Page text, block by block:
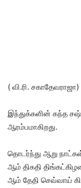
( வி.ரி. சகாதேவராஜா)
இந்துக்களின் கந்த
ஆரம்பமாகிறது.
தொடர்ந்து ஆறு
ஆம் திகதி
ஆம் தேதி செவ்வாய்